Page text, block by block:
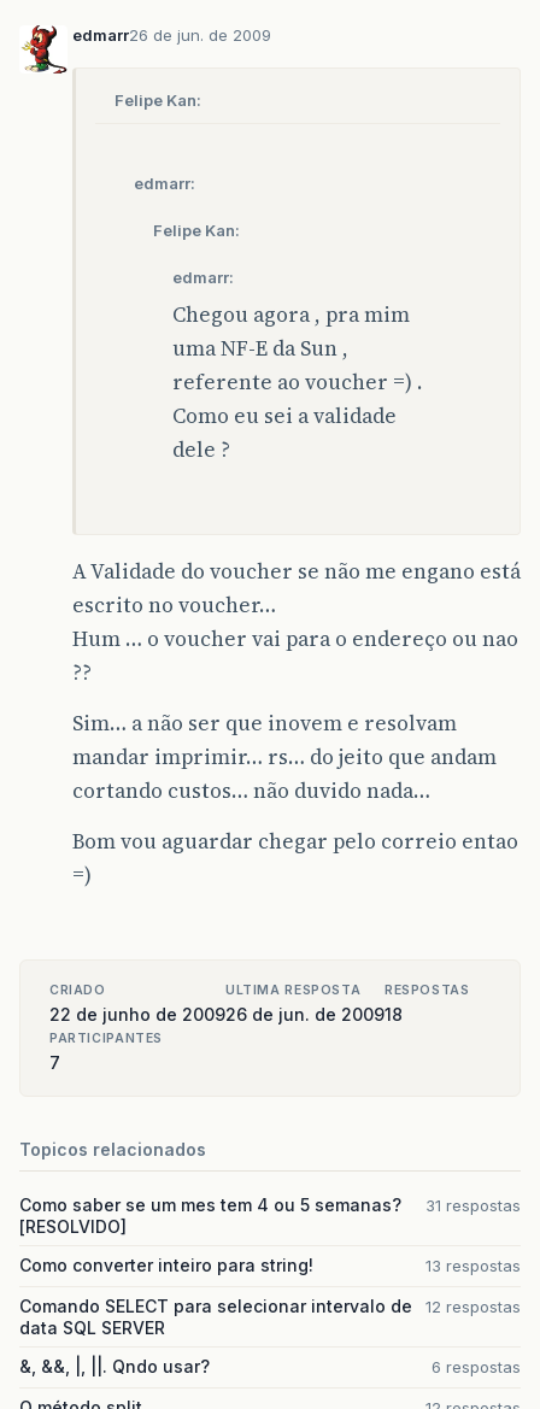
edmarr26 de jun. de 2009
Felipe Kan:
edmarr:
Felipe Kan:
edmarr:
Chegou agora , pra mim
uma NF-E da Sun ,
referente ao voucher =) .
Como eu sei a validade
dele ?
A Validade do voucher se não me engano está
escrito no voucher…
Hum … o voucher vai para o endereço ou nao
??
Sim… a não ser que inovem e resolvam
mandar imprimir… rs… do jeito que andam
cortando custos… não duvido nada…
Bom vou aguardar chegar pelo correio entao
=)
CRIADO
22 de junho de 2009
ULTIMA RESPOSTA
26 de jun. de 2009
RESPOSTAS
18
PARTICIPANTES
7
Topicos relacionados
Como saber se um mes tem 4 ou 5 semanas?
[RESOLVIDO]
31 respostas
Como converter inteiro para string! 13 respostas
Comando SELECT para selecionar intervalo de
data SQL SERVER
12 respostas
&, &&, |, ||. Qndo usar? 6 respostas